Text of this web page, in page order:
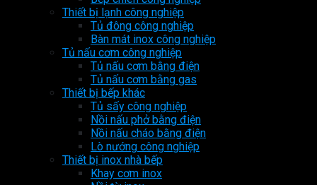
Thiết bị lạnh công nghiệp
Tủ đông công nghiệp
Bàn mát inox công nghiệp
Tủ nấu cơm công nghiệp
Tủ nấu cơm bằng điện
Tủ nấu cơm bằng gas
Thiết bị bếp khác
Tủ sấy công nghiệp
Nồi nấu phở bằng điện
Nồi nấu cháo bằng điện
Lò nướng công nghiệp
Thiết bị inox nhà bếp
Khay cơm inox